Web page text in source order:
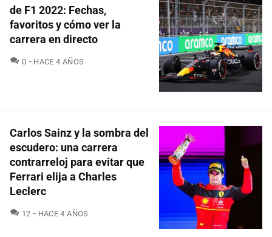
de F1 2022: Fechas,
favoritos y cómo ver la
carrera en directo
0 COMENTARIOS
HACE 4 AÑOS
Carlos Sainz y la sombra del
escudero: una carrera
contrarreloj para evitar que
Ferrari elija a Charles
Leclerc
12 COMENTARIOS
HACE 4 AÑOS